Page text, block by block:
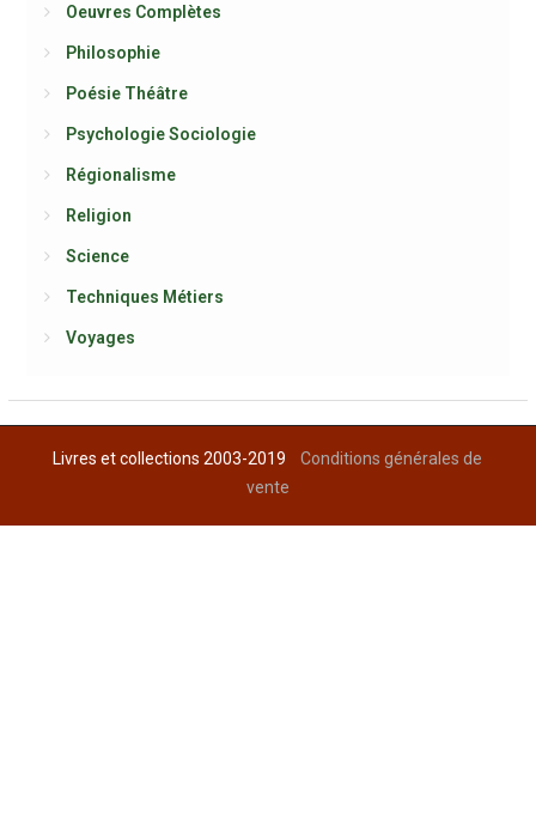
Oeuvres Complètes
Philosophie
Poésie Théâtre
Psychologie Sociologie
Régionalisme
Religion
Science
Techniques Métiers
Voyages
Livres et collections 2003-2019Conditions générales de
vente